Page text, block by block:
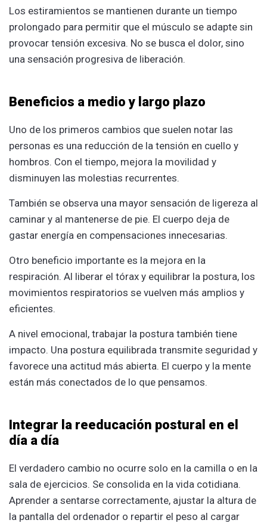
Los estiramientos se mantienen durante un tiempo
prolongado para permitir que el músculo se adapte sin
provocar tensión excesiva. No se busca el dolor, sino
una sensación progresiva de liberación.
Beneficios a medio y largo plazo
Uno de los primeros cambios que suelen notar las
personas es una reducción de la tensión en cuello y
hombros. Con el tiempo, mejora la movilidad y
disminuyen las molestias recurrentes.
También se observa una mayor sensación de ligereza al
caminar y al mantenerse de pie. El cuerpo deja de
gastar energía en compensaciones innecesarias.
Otro beneficio importante es la mejora en la
respiración. Al liberar el tórax y equilibrar la postura, los
movimientos respiratorios se vuelven más amplios y
eficientes.
A nivel emocional, trabajar la postura también tiene
impacto. Una postura equilibrada transmite seguridad y
favorece una actitud más abierta. El cuerpo y la mente
están más conectados de lo que pensamos.
Integrar la reeducación postural en el
día a día
El verdadero cambio no ocurre solo en la camilla o en la
sala de ejercicios. Se consolida en la vida cotidiana.
Aprender a sentarse correctamente, ajustar la altura de
la pantalla del ordenador o repartir el peso al cargar